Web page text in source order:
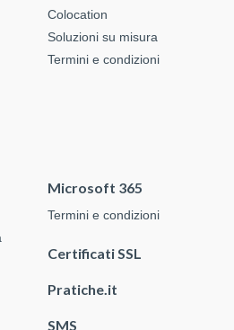
Colocation
Soluzioni su misura
Termini e condizioni
Microsoft 365
Termini e condizioni
Certificati SSL
Pratiche.it
SMS